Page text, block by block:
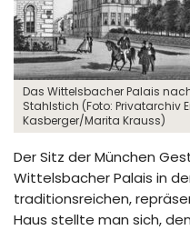
Das Wittelsbacher Palais
Stahlstich (Foto: Privatarchiv
Kasberger/Marita Krauss)
Der Sitz der München
Wittelsbacher Palais in
traditionsreichen,
Haus stellte man sich,